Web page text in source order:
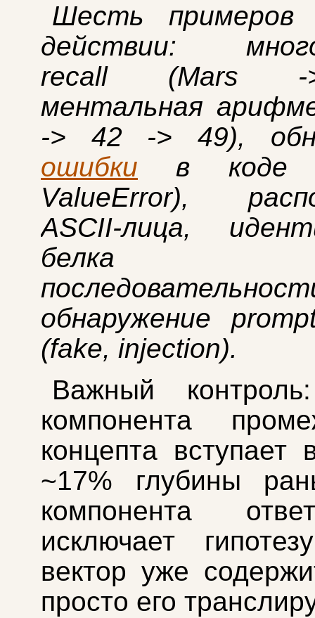
Шесть примеров
действии:
recall (Mars
ментальная
-> 42 -> 49),
ошибки в коде
ValueError),
ASCII-лица,
обнаружение
(fake, injection).
Важный
компонента
концепта вступает
~17% глубины
компонента
исключает
вектор уже
просто его